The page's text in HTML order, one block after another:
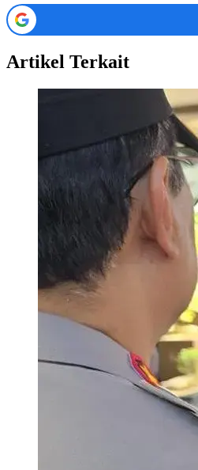
Artikel Terkait